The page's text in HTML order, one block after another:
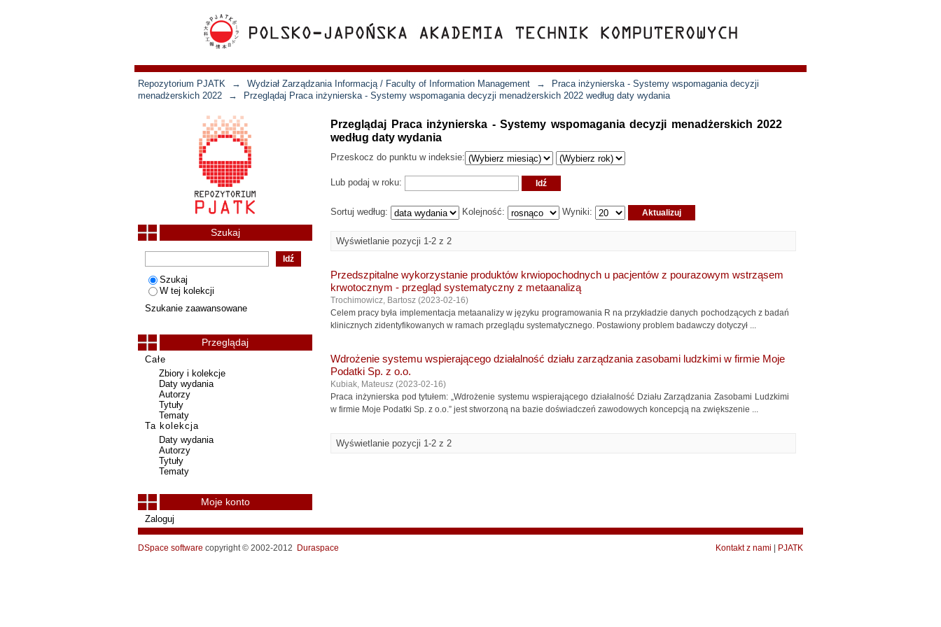
Repozytorium PJATK → Wydział Zarządzania Informacją / Faculty of Information Management →
Praca inżynierska - Systemy wspomagania decyzji
menadżerskich 2022
→ Przeglądaj Praca inżynierska - Systemy wspomagania decyzji menadżerskich 2022 według daty wydania
Przeglądaj Praca inżynierska - Systemy wspomagania decyzji menadżerskich 2022
według daty wydania
Przeskocz do punktu w indeksie:
Lub podaj w roku:
Sortuj według: Kolejność: Wyniki:
Wyświetlanie pozycji 1-2 z 2
Przedszpitalne wykorzystanie produktów krwiopochodnych u pacjentów z pourazowym wstrząsem
krwotocznym - przegląd systematyczny z metaanalizą
Trochimowicz, Bartosz (2023-02-16)
Celem pracy była implementacja metaanalizy w języku programowania R na przykładzie danych pochodzących z badań
klinicznych zidentyfikowanych w ramach przeglądu systematycznego. Postawiony problem badawczy dotyczył ...
Wdrożenie systemu wspierającego działalność działu zarządzania zasobami ludzkimi w firmie Moje
Podatki Sp. z o.o.
Kubiak, Mateusz (2023-02-16)
Praca inżynierska pod tytułem: „Wdrożenie systemu wspierającego działalność Działu Zarządzania Zasobami Ludzkimi
w firmie Moje Podatki Sp. z o.o.” jest stworzoną na bazie doświadczeń zawodowych koncepcją na zwiększenie ...
Wyświetlanie pozycji 1-2 z 2
Szukaj
Szukaj
W tej kolekcji
Szukanie zaawansowane
Przeglądaj
Całe
Zbiory i kolekcje
Daty wydania
Autorzy
Tytuły
Tematy
Ta kolekcja
Daty wydania
Autorzy
Tytuły
Tematy
Moje konto
Zaloguj
DSpace software copyright © 2002-2012 Duraspace Kontakt z nami PJATK